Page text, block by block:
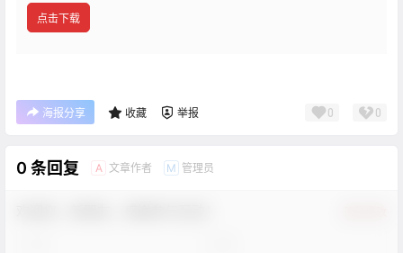
点击下载
海报分享 收藏 举报 0 0
0 条回复 A 文章作者 M 管理员